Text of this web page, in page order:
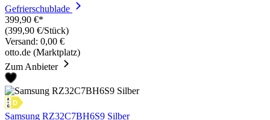
Gefrierschublade
399,90 €*
(399,90 €/Stück)
Versand: 0,00 €
otto.de (Marktplatz)
Zum Anbieter
Samsung RZ32C7BH6S9 Silber